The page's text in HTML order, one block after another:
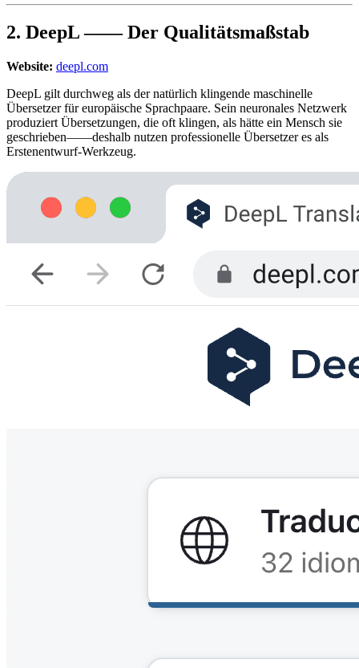
2. DeepL —— Der Qualitätsmaßstab
Website: deepl.com
DeepL gilt durchweg als der natürlich klingende maschinelle
Übersetzer für europäische Sprachpaare. Sein neuronales Netzwerk
produziert Übersetzungen, die oft klingen, als hätte ein Mensch sie
geschrieben——deshalb nutzen professionelle Übersetzer es als
Erstenentwurf-Werkzeug.